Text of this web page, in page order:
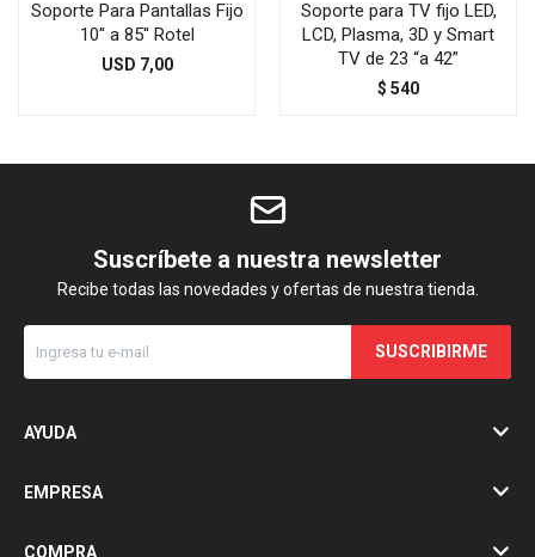
Soporte Para Pantallas Fijo
10'' a 85'' Rotel
USD 7,00
Soporte para TV fijo LED,
LCD, Plasma, 3D y Smart
TV de 23 “a 42”
$ 540
Suscríbete a nuestra newsletter
Recibe todas las novedades y ofertas de nuestra tienda.
SUSCRIBIRME
AYUDA
EMPRESA
COMPRA